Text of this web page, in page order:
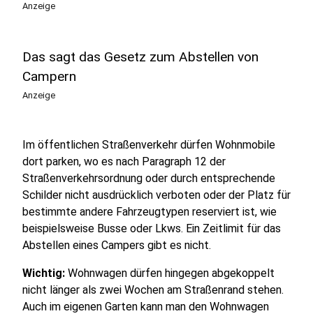
Anzeige
Das sagt das Gesetz zum Abstellen von
Campern
Anzeige
Im öffentlichen Straßenverkehr dürfen Wohnmobile
dort parken, wo es nach Paragraph 12 der
Straßenverkehrsordnung oder durch entsprechende
Schilder nicht ausdrücklich verboten oder der Platz für
bestimmte andere Fahrzeugtypen reserviert ist, wie
beispielsweise Busse oder Lkws. Ein Zeitlimit für das
Abstellen eines Campers gibt es nicht.
Wichtig: Wohnwagen dürfen hingegen abgekoppelt
nicht länger als zwei Wochen am Straßenrand stehen.
Auch im eigenen Garten kann man den Wohnwagen